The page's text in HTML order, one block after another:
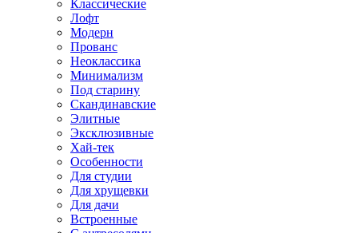
Классические
Лофт
Модерн
Прованс
Неоклассика
Минимализм
Под старину
Скандинавские
Элитные
Эксклюзивные
Хай-тек
Особенности
Для студии
Для хрущевки
Для дачи
Встроенные